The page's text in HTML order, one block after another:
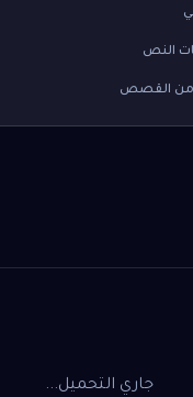
النص
من القصص
جاري التحميل...